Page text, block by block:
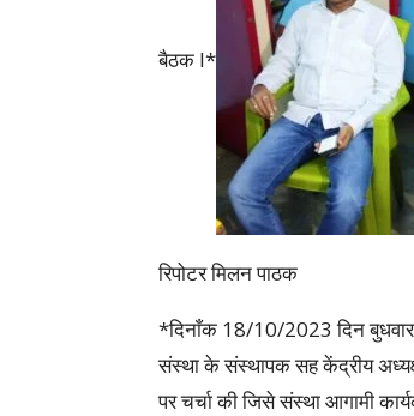
बैठक l*
रिपोटर मिलन पाठक
*दिनाँक 18/10/2023 दिन बुधवार
संस्था के संस्थापक सह केंद्रीय
पर चर्चा की जिसे संस्था आगामी